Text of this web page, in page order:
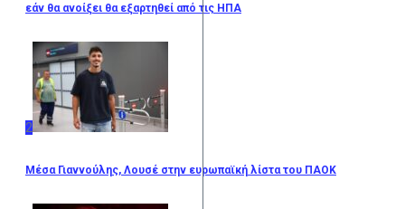
εάν θα ανοίξει θα εξαρτηθεί από τις ΗΠΑ
2
Μέσα Γιαννούλης, Λουσέ στην ευρωπαϊκή λίστα του ΠΑΟΚ